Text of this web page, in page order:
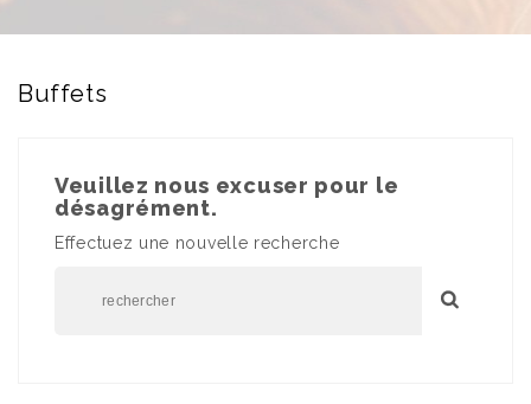
Buffets
Veuillez nous excuser pour le
désagrément.
Effectuez une nouvelle recherche